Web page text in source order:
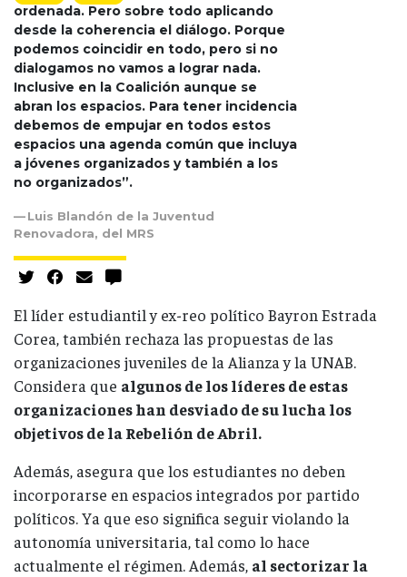
ordenada. Pero sobre todo aplicando
desde la coherencia el diálogo. Porque
podemos coincidir en todo, pero si no
dialogamos no vamos a lograr nada.
Inclusive en la Coalición aunque se
abran los espacios. Para tener incidencia
debemos de empujar en todos estos
espacios una agenda común que incluya
a jóvenes organizados y también a los
no organizados”.
Luis Blandón de la Juventud
Renovadora, del MRS
El líder estudiantil y ex-reo político Bayron Estrada
Corea, también rechaza las propuestas de las
organizaciones juveniles de la Alianza y la UNAB.
Considera que algunos de los líderes de estas
organizaciones han desviado de su lucha los
objetivos de la Rebelión de Abril.
Además, asegura que los estudiantes no deben
incorporarse en espacios integrados por partido
políticos. Ya que eso significa seguir violando la
autonomía universitaria, tal como lo hace
actualmente el régimen. Además, al sectorizar la